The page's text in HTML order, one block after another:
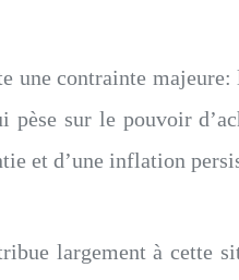
une contrainte
sur le pouvoir
et d’une inflation
largement à cette